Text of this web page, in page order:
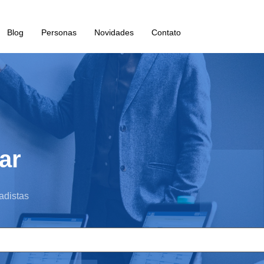
Blog Personas Novidades Contato